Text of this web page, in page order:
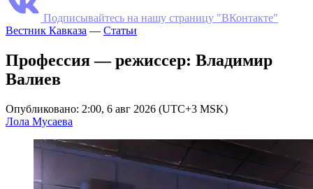
Подписывайтесь на нашу страницу "ВКонтакте"
Вестник Кавказа — Статьи
Профессия — режиссер: Владимир
Валиев
Опубликовано: 2:00, 6 авг 2026 (UTC+3 MSK)
Лола Мусаева